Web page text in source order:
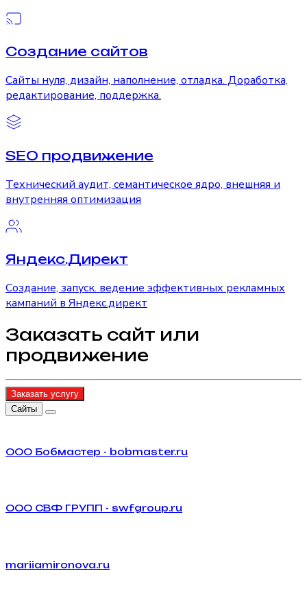
Создание сайтов
Сайты нуля, дизайн, наполнение, отладка. Доработка,
редактирование, поддержка.
SEO продвижение
Технический аудит, семантическое ядро, внешняя и
внутренняя оптимизация
Яндекс.Директ
Создание, запуск. ведение эффективных рекламных
кампаний в Яндекс.директ
Заказать сайт или
продвижение
Заказать услугу
Сайты
ООО Бобмастер - bobmaster.ru
ООО СВФ ГРУПП - swfgroup.ru
mariiamironova.ru